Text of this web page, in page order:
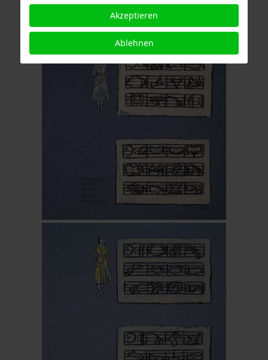
Akzeptieren
Ablehnen